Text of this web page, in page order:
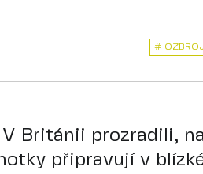
#
V Británii prozradili,
připravují v